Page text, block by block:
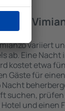
in in
variiert
ab. Eine Nacht
kostet etwa
Gäste für
suchen, prüfen
und einen